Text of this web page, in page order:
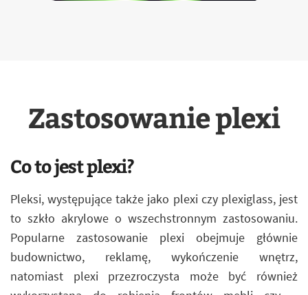
Zastosowanie plexi
Co to jest plexi?
Pleksi, występujące także jako plexi czy plexiglass, jest
to szkło akrylowe o wszechstronnym zastosowaniu.
Popularne zastosowanie plexi obejmuje głównie
budownictwo, reklamę, wykończenie wnętrz,
natomiast plexi przezroczysta może być również